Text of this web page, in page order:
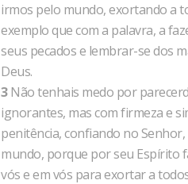
irmos pelo mundo, exortando a
exemplo que com a palavra, a
seus pecados e lembrar-se dos
Deus.
3Não tenhais medo por
ignorantes, mas com firmeza e
penitência, confiando no Senhor,
mundo, porque por seu Espírito
vós e em vós para exortar a